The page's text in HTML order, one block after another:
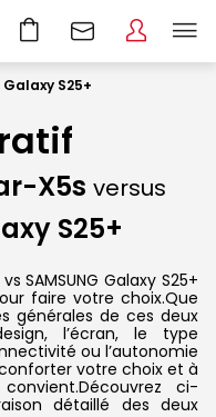
Galaxy S25+
X5s versus
S25+
SAMSUNG Galaxy S25+
faire votre choix.Que
générales de ces deux
l’écran, le type
ou l’autonomie
votre choix et à
ci-
détaillé des deux